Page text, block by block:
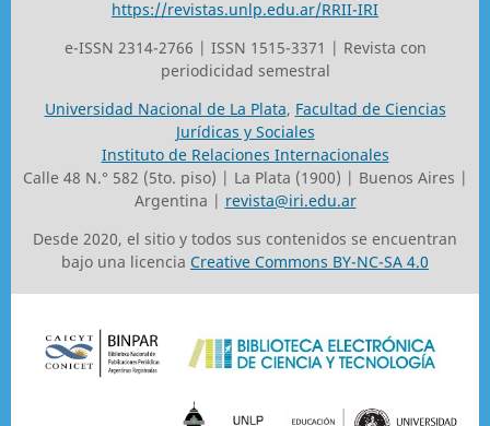
https://revistas.unlp.edu.ar/RRII-IRI
e-ISSN 2314-2766 | ISSN 1515-3371 | Revista con
periodicidad semestral
Universidad Nacional de La Plata, Facultad de Ciencias
Jurídicas y Sociales
Instituto de Relaciones Internacionales
Calle 48 N.° 582 (5to. piso) | La Plata (1900) | Buenos Aires |
Argentina | revista@iri.edu.ar
Desde 2020, el sitio y todos sus contenidos se encuentran
bajo una licencia Creative Commons BY-NC-SA 4.0